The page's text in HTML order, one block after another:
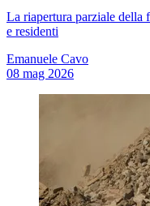
La riapertura parziale della
e residenti
Emanuele Cavo
08 mag 2026